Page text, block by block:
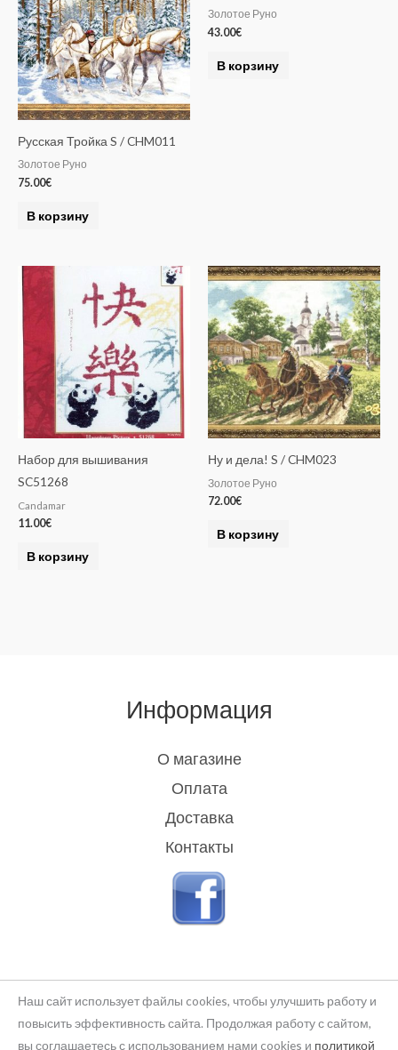
Русская Тройка S / CHM011
Золотое Руно
75.00€
В корзину
Золотое Руно
43.00€
В корзину
Набор для вышивания
SC51268
Candamar
11.00€
В корзину
Ну и дела! S / CHM023
Золотое Руно
72.00€
В корзину
Информация
О магазине
Оплата
Доставка
Контакты
Наш сайт использует файлы cookies, чтобы улучшить работу и
повысить эффективность сайта. Продолжая работу с сайтом,
вы соглашаетесь с использованием нами cookies и политикой